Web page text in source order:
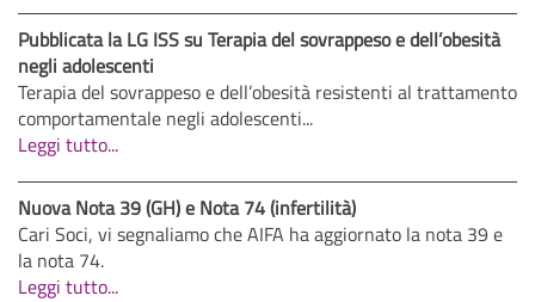
Pubblicata la LG ISS su Terapia del sovrappeso e dell’obesità
negli adolescenti
Terapia del sovrappeso e dell’obesità resistenti al trattamento
comportamentale negli adolescenti...
Leggi tutto...
Nuova Nota 39 (GH) e Nota 74 (infertilità)
Cari Soci, vi segnaliamo che AIFA ha aggiornato la nota 39 e
la nota 74.
Leggi tutto...